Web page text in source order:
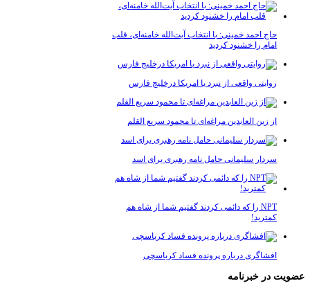
احمد خمینی: با انتخاب آیت‌الله خامنه‌ای، قلب
را خشنود کردید
واقعی از نبرد با امریکا درخلیج فارس
زین العابدین مراغه‌ای تا محمود سریع القلم
سلیمانی حامل نامه رهبری برای اسد
NPT را که دائمی کردند گفتیم شما از شاه هم
درباره پرونده فساد کرباسچی
خبرنامه